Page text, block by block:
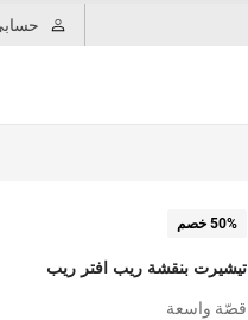
50% خصم
تيشيرت بنقشة ريب افتر ريب
قصّة واسعة